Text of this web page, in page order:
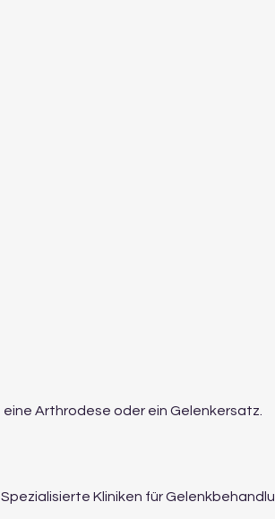
eine Arthrodese oder ein Gelenkersatz.
Spezialisierte Kliniken für